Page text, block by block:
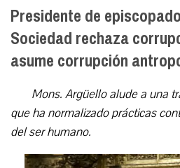
Presidente de
Sociedad rechaza
asume corrupción
Mons. Argüello alude a una
que ha normalizado prácticas
del ser humano.